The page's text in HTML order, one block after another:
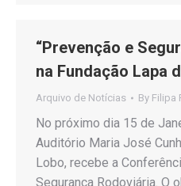
“Prevenção e
na Fundação Lapa
Arquivo de Notícias By Filipa
No próximo dia 15 de
Auditório Maria José
Lobo, recebe a
Segurança Rodoviária. O